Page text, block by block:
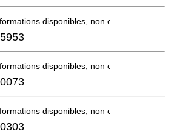
disponibles, non commandable
disponibles, non commandable
disponibles, non commandable